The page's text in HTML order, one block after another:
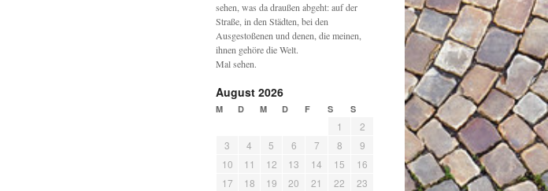
sehen, was da draußen abgeht: auf der
Straße, in den Städten, bei den
Ausgestoßenen und denen, die meinen,
ihnen gehöre die Welt.
Mal sehen.
August 2026
M D M D F S S
1
2
3
4 5 6 7 8
9
10
11 12 13 14 15
16
17
18 19 20 21 22
23